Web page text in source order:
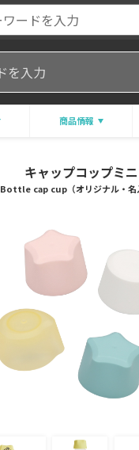
商品情報
キャップコップミニ
Bottle cap cup（オリジナル・名